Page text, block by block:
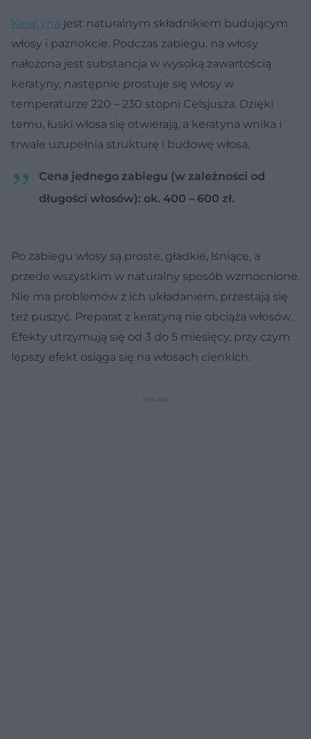
Keratyna jest naturalnym składnikiem budującym
włosy i paznokcie. Podczas zabiegu, na włosy
nałożona jest substancja w wysoką zawartością
keratyny, następnie prostuje się włosy w
temperaturze 220 – 230 stopni Celsjusza. Dzięki
temu, łuski włosa się otwierają, a keratyna wnika i
trwale uzupełnia strukturę i budowę włosa.
Cena jednego zabiegu (w zależności od
długości włosów): ok. 400 – 600 zł.
Po zabiegu włosy są proste, gładkie, lśniące, a
przede wszystkim w naturalny sposób wzmocnione.
Nie ma problemów z ich układaniem, przestają się
też puszyć. Preparat z keratyną nie obciąża włosów.
Efekty utrzymują się od 3 do 5 miesięcy, przy czym
lepszy efekt osiąga się na włosach cienkich.